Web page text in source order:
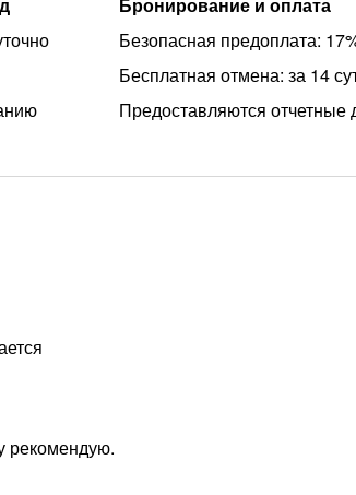
Безопасная предоплата:
Бесплатная отмена: за 14
Предоставляются отчетные
рекомендую.